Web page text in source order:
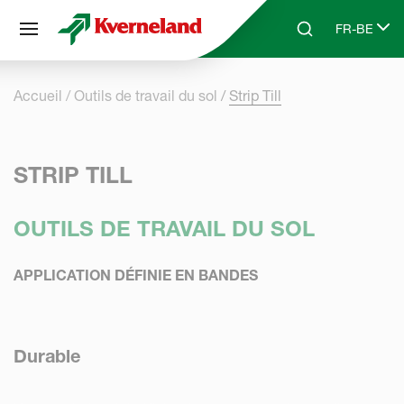
Skip to main content
SearchFR-BE
Select
Accueil Outils de travail du sol Strip Till
STRIP TILL
OUTILS DE TRAVAIL DU SOL
APPLICATION DÉFINIE EN BANDES
Durable
Panneau de gestion des cookies